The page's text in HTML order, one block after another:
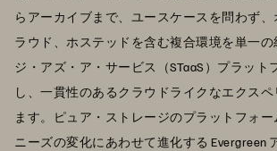
らアーカイブまで、ユースケースを問わず
ラウド、ホステッドを含む複合環境を単一
ジ・アズ・ア・サービス（STaaS）プラット
し、一貫性のあるクラウドライクなエクス
ます。ピュア・ストレージのプラットフォ
ニーズの変化にあわせて進化する Evergreen